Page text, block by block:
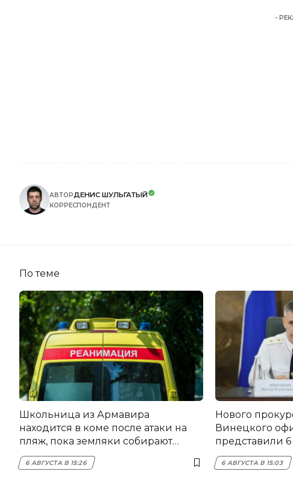
-
АВТОРДЕНИС ШУЛЬГАТЫЙ
КОРРЕСПОНДЕНТ
По теме
Школьница из Армавира
находится в коме после атаки на
пляж, пока земляки собирают
помощь
6 АВГУСТА В 15:26
Нового
Винецкого
представили 6
6 АВГУСТА В 15:03